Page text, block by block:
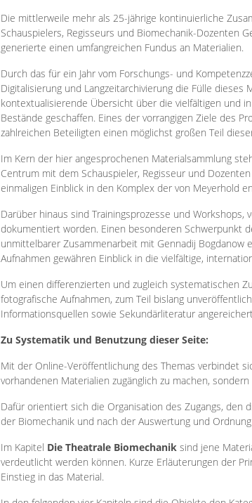
Die mittlerweile mehr als 25-jährige kontinuierliche
Schauspielers, Regisseurs und Biomechanik-Dozenten
generierte einen umfangreichen Fundus an Materialien.
Durch das für ein Jahr vom Forschungs- und
Digitalisierung und Langzeitarchivierung die Fülle
kontextualisierende Übersicht über die vielfältigen und
Bestände geschaffen. Eines der vorrangigen Ziele des
zahlreichen Beteiligten einen möglichst großen Teil
Im Kern der hier angesprochenen Materialsammlung
Centrum mit dem Schauspieler, Regisseur und
einmaligen Einblick in den Komplex der von Meyerhold
Darüber hinaus sind Trainingsprozesse und
dokumentiert worden. Einen besonderen Schwerpunkt
unmittelbarer Zusammenarbeit mit Gennadij Bogdanow
Aufnahmen gewähren Einblick in die vielfältige,
Um einen differenzierten und zugleich systematischen
fotografische Aufnahmen, zum Teil bislang
Informationsquellen sowie Sekundärliteratur
Zu Systematik und Benutzung dieser Seite:
Mit der Online-Veröffentlichung des Themas verbindet
vorhandenen Materialien zugänglich zu machen,
Dafür orientiert sich die Organisation des Zugangs,
der Biomechanik und nach der Auswertung und
Im Kapitel Die Theatrale Biomechanik sind jene
verdeutlicht werden können. Kurze Erläuterungen der
Einstieg in das Material.